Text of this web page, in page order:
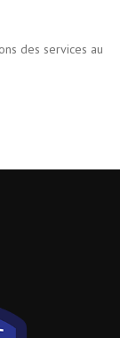
des services au